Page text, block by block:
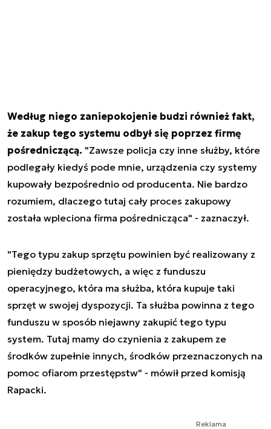
Według niego zaniepokojenie budzi również fakt,
że zakup tego systemu odbył się poprzez firmę
pośredniczącą. "Zawsze policja czy inne służby, które
podlegały kiedyś pode mnie, urządzenia czy systemy
kupowały bezpośrednio od producenta. Nie bardzo
rozumiem, dlaczego tutaj cały proces zakupowy
została wpleciona firma pośrednicząca" - zaznaczył.
"Tego typu zakup sprzętu powinien być realizowany z
pieniędzy budżetowych, a więc z funduszu
operacyjnego, która ma służba, która kupuje taki
sprzęt w swojej dyspozycji. Ta służba powinna z tego
funduszu w sposób niejawny zakupić tego typu
system. Tutaj mamy do czynienia z zakupem ze
środków zupełnie innych, środków przeznaczonych na
pomoc ofiarom przestępstw" - mówił przed komisją
Rapacki.
Reklama